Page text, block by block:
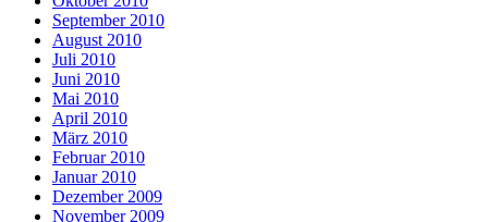
September 2010
August 2010
Juli 2010
Juni 2010
Mai 2010
April 2010
März 2010
Februar 2010
Januar 2010
Dezember 2009
November 2009